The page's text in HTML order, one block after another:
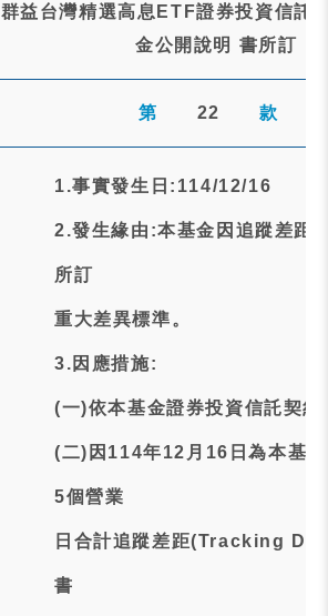
群益台灣精選高息ETF證券投資信託
金公開說明 書所訂「
第 22 款
1.事實發生日:114/12/16
2.發生緣由:本基金因追蹤差
所訂
重大差異標準。
3.因應措施:
(一)依本基金證券投資信託契
(二)因114年12月16日為本基
5個營業
日合計追蹤差距(Tracking
書